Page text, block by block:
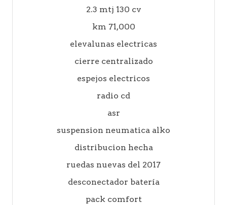
2.3 mtj 130 cv
km 71,000
elevalunas electricas
cierre centralizado
espejos electricos
radio cd
asr
suspension neumatica alko
distribucion hecha
ruedas nuevas del 2017
desconectador batería
pack comfort